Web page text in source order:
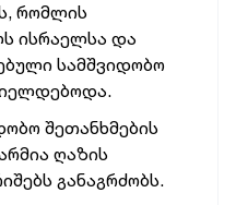
რომლის
ისრაელსა და
სამშვიდობო
შეთანხმების
ღაზის
განაგრძობს.